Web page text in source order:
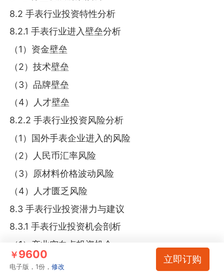
8.2 手表行业投资特性分析
8.2.1 手表行业进入壁垒分析
（1）资金壁垒
（2）技术壁垒
（3）品牌壁垒
（4）人才壁垒
8.2.2 手表行业投资风险分析
（1）国外手表企业进入的风险
（2）人民币汇率风险
（3）原材料价格波动风险
（4）人才匮乏风险
8.3 手表行业投资潜力与建议
8.3.1 手表行业投资机会剖析
（1）产业空白点投资机会
（2）细分市场投资机会
￥9600
电子版，1份，修改
立即订购